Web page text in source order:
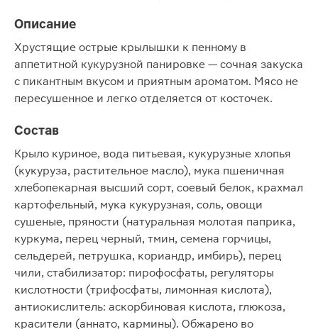
Описание
Хрустящие острые крылышки к пенному в
аппетитной кукурузной панировке — сочная закуска
с пикантным вкусом и приятным ароматом. Мясо не
пересушенное и легко отделяется от косточек.
Состав
Крыло куриное, вода питьевая, кукурузные хлопья
(кукуруза, растительное масло), мука пшеничная
хлебопекарная высший сорт, соевый белок, крахмал
картофельный, мука кукурузная, соль, овощи
сушеные, пряности (натуральная молотая паприка,
куркума, перец черный, тмин, семена горчицы,
сельдерей, петрушка, кориандр, имбирь), перец
чили, стабилизатор: пирофосфаты, регуляторы
кислотности (трифосфаты, лимонная кислота),
антиокислитель: аскорбиновая кислота, глюкоза,
красители (аннато, кармины). Обжарено во